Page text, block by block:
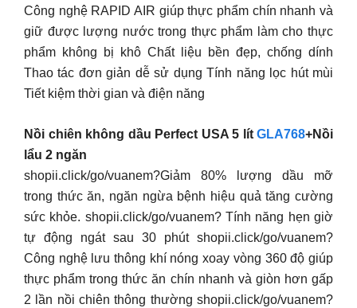
Công nghệ RAPID AIR giúp thực phẩm chín nhanh và
giữ được lượng nước trong thực phẩm làm cho thực
phẩm không bị khô Chất liệu bền đẹp, chống dính
Thao tác đơn giản dễ sử dụng Tính năng lọc hút mùi
Tiết kiệm thời gian và điện năng
Nồi chiên không dầu Perfect USA 5 lít GLA768+Nồi
lẩu 2 ngăn
shopii.click/go/vuanem?Giảm 80% lượng dầu mỡ
trong thức ăn, ngăn ngừa bệnh hiệu quả tăng cường
sức khỏe. shopii.click/go/vuanem? Tính năng hẹn giờ
tự động ngát sau 30 phút shopii.click/go/vuanem?
Công nghệ lưu thông khí nóng xoay vòng 360 độ giúp
thực phẩm trong thức ăn chín nhanh và giòn hơn gấp
2 lần nồi chiên thông thường shopii.click/go/vuanem?